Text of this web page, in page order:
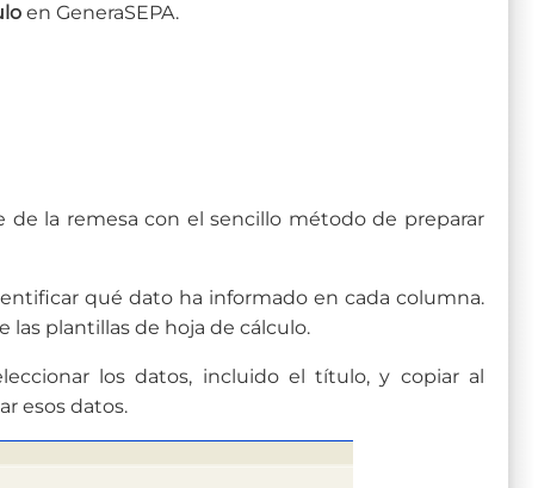
en GeneraSEPA.
la remesa con el sencillo método de preparar
qué dato ha informado en cada columna.
las plantillas de hoja de cálculo.
los datos, incluido el título, y copiar al
esos datos.